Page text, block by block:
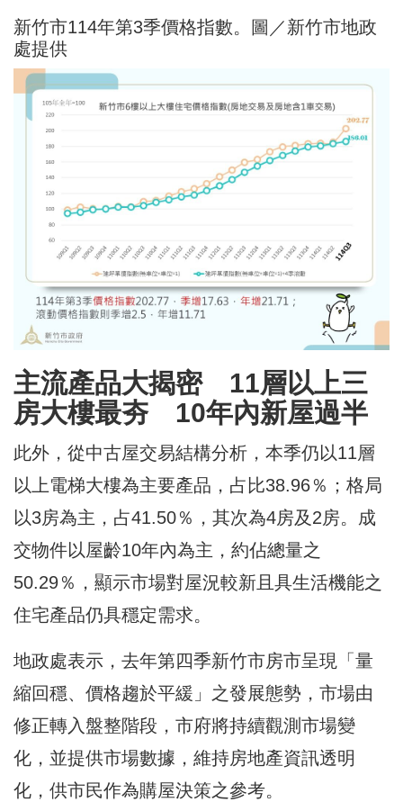
新竹市114年第3季價格指數。圖／新竹市地政
處提供
主流產品大揭密 11層以上三
房大樓最夯 10年內新屋過半
此外，從中古屋交易結構分析，本季仍以11層
以上電梯大樓為主要產品，占比38.96％；格局
以3房為主，占41.50％，其次為4房及2房。成
交物件以屋齡10年內為主，約佔總量之
50.29％，顯示市場對屋況較新且具生活機能之
住宅產品仍具穩定需求。
地政處表示，去年第四季新竹市房市呈現「量
縮回穩、價格趨於平緩」之發展態勢，市場由
修正轉入盤整階段，市府將持續觀測市場變
化，並提供市場數據，維持房地產資訊透明
化，供市民作為購屋決策之參考。